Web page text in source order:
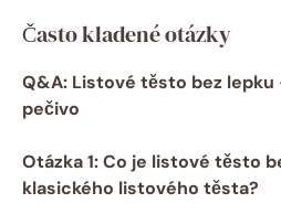
Často kladené otázky
Q&A: Listové těsto bez
pečivo
Otázka 1: Co je listové těsto
klasického listového těsta?